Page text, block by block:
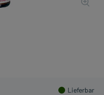
Lieferbar